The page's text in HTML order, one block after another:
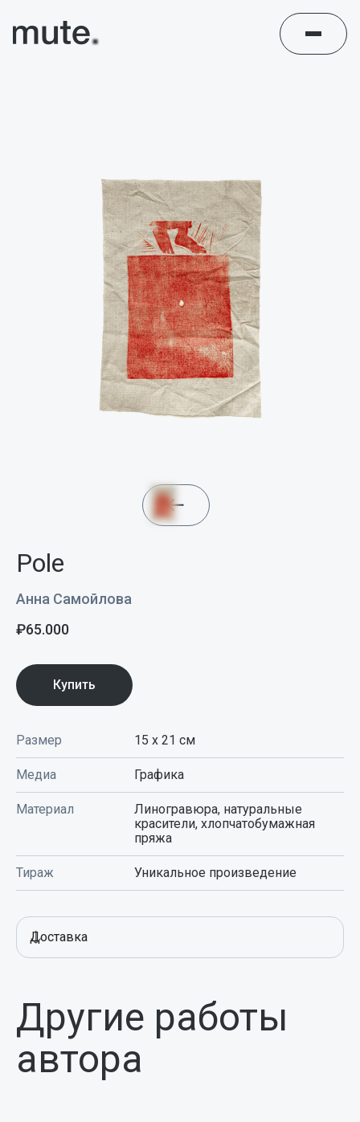
Pole
Анна Самойлова
₽65.000
Купить
Размер 15 x 21 см
Медиа Графика
Материал
Линогравюра, натуральные
красители, хлопчатобумажная
пряжа
Тираж Уникальное произведение
Доставка
Другие работы
автора